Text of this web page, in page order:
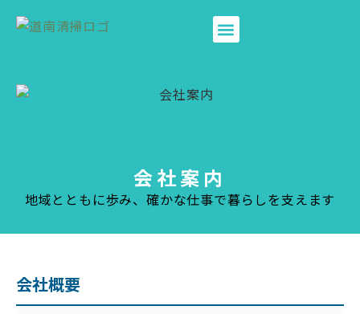
会社案内
地域とともに歩み、確かな仕事で暮らしを支えます
会社概要